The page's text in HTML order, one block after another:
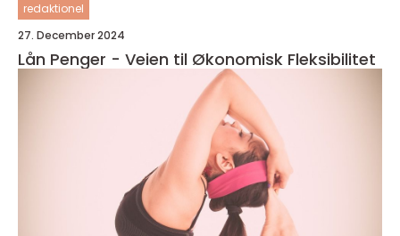
redaktionel
27. December 2024
Lån Penger - Veien til Økonomisk Fleksibilitet